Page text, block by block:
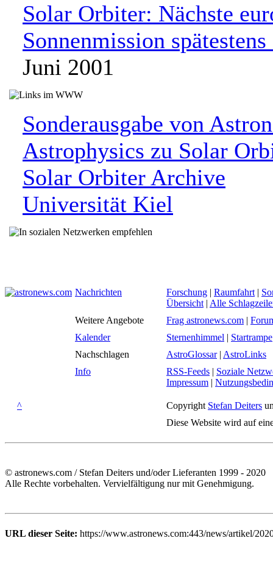
Solar Orbiter: Nächste
Sonnenmission
Juni 2001
Sonderausgabe von
Astrophysics zu Solar
Solar Orbiter Archive
Universität Kiel
Nachrichten Forschung | Raumfahrt |
Übersicht | Alle
Weitere Angebote
Frag astronews.com |
Kalender
Sternenhimmel | Startrampe
Nachschlagen
AstroGlossar| AstroLinks
Info
RSS-Feeds | Soziale
Impressum |
^ Copyright Stefan Deiters
Diese Website wird auf
© astronews.com / Stefan Deiters und/oder Lieferanten 1999 - 2020
Alle Rechte vorbehalten. Vervielfältigung nur mit Genehmigung.
URL dieser Seite: https://www.astronews.com:443/news/artikel/